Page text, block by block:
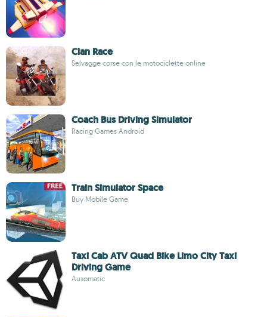
Clan Race
Selvagge corse con le motociclette online
Coach Bus Driving Simulator
Racing Games Android
Train Simulator Space
Buy Mobile Game
Taxi Cab ATV Quad Bike Limo City Taxi
Driving Game
Ausomatic